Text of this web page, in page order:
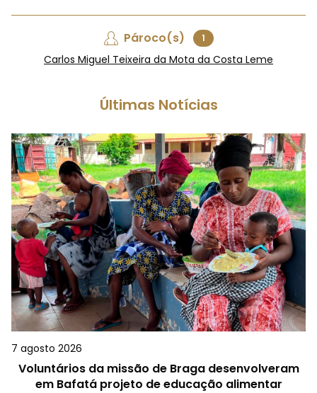
Pároco(s) 1
Carlos Miguel Teixeira da Mota da Costa Leme
Últimas Notícias
7 agosto 2026
Voluntários da missão de Braga desenvolveram
em Bafatá projeto de educação alimentar